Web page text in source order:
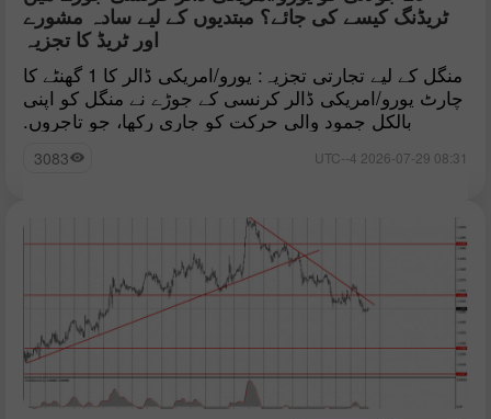
ٹریڈنگ کیسے کی جائے؟ مبتدیوں کے لیے سادہ مشورے
اور ٹریڈ کا تجزیہ
منگل کے لیے تجارتی تجزیہ: یورو/امریکی ڈالر کا 1 گھنٹے کا
چارٹ یورو/امریکی ڈالر کرنسی کے جوڑے نے منگل کو اپنی
بالکل جمود والی حرکت کو جاری رکھا، جو تاجروں.
08:31 2026-07-29 UTC--4
3083